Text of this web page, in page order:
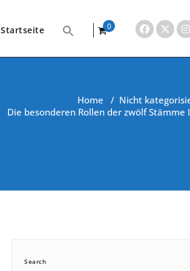
Startseite
0
Home / Nicht
Die besonderen Rollen der zwölf Stämme
Search